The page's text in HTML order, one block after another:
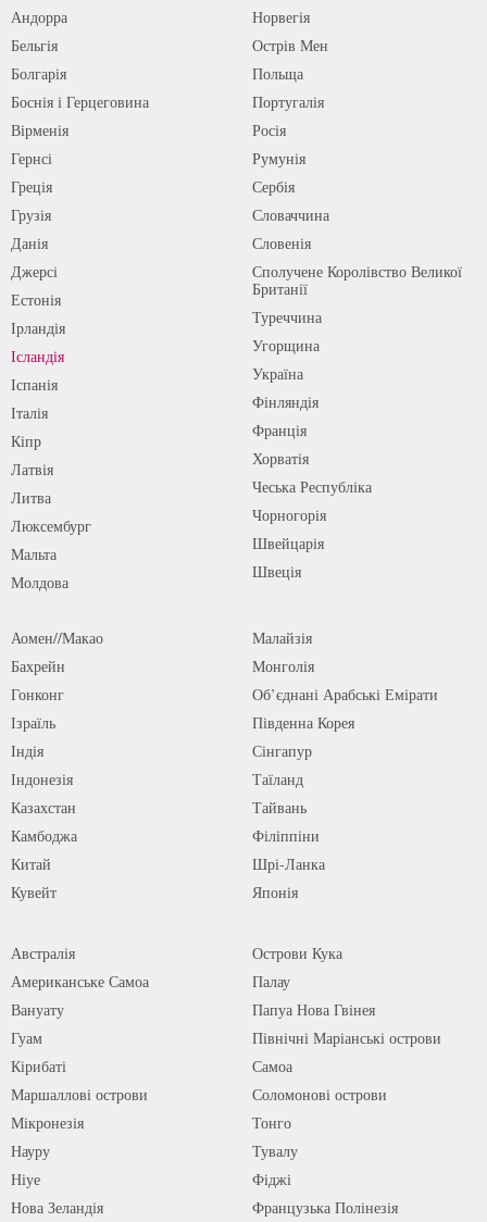
Андорра
Бельгія
Болгарія
Боснія і Герцеговина
Вірменія
Гернсі
Греція
Грузія
Данія
Джерсі
Естонія
Ірландія
Ісландія
Іспанія
Італія
Кіпр
Латвія
Литва
Люксембург
Мальта
Молдова
Норвегія
Острів Мен
Польща
Португалія
Росія
Румунія
Сербія
Словаччина
Словенія
Сполучене Королівство Великої
Британії
Туреччина
Угорщина
Україна
Фінляндія
Франція
Хорватія
Чеська Республіка
Чорногорія
Швейцарія
Швеція
Аомен//Макао
Бахрейн
Гонконг
Ізраїль
Індія
Індонезія
Казахстан
Камбоджа
Китай
Кувейт
Малайзія
Монголія
Об’єднані Арабські Емірати
Південна Корея
Сінгапур
Таїланд
Тайвань
Філіппіни
Шрі-Ланка
Японія
Австралія
Американське Самоа
Вануату
Гуам
Кірибаті
Маршаллові острови
Мікронезія
Науру
Ніуе
Нова Зеландія
Острови Кука
Палау
Папуа Нова Гвінея
Північні Маріанські острови
Самоа
Соломонові острови
Тонго
Тувалу
Фіджі
Французька Полінезія